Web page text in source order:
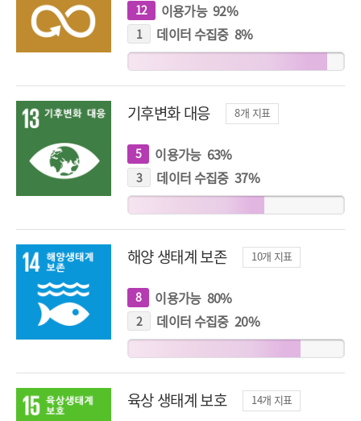
12개
지
표
이용가능 92%
1개
지
표
데이터 수집중 8%
기후변화 대응 8개 지표
5개
지
표
이용가능 63%
3개
지
표
데이터 수집중 37%
해양 생태계 보존 10개 지표
8개
지
표
이용가능 80%
2개
지
표
데이터 수집중 20%
육상 생태계 보호 14개 지표